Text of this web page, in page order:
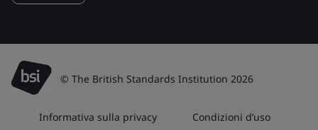
© The British Standards Institution 2026
Informativa sulla privacy Condizioni d’uso